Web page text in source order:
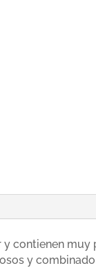
contienen muy
y